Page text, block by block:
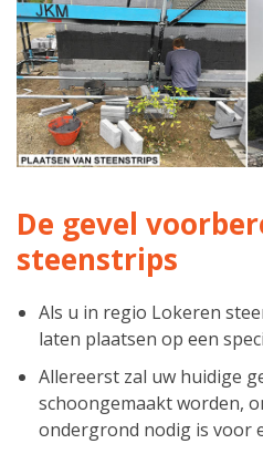
De gevel
steenstrips
Als u in regio Lokeren
laten plaatsen op een
Allereerst zal uw huidige
schoongemaakt worden,
ondergrond nodig is voor